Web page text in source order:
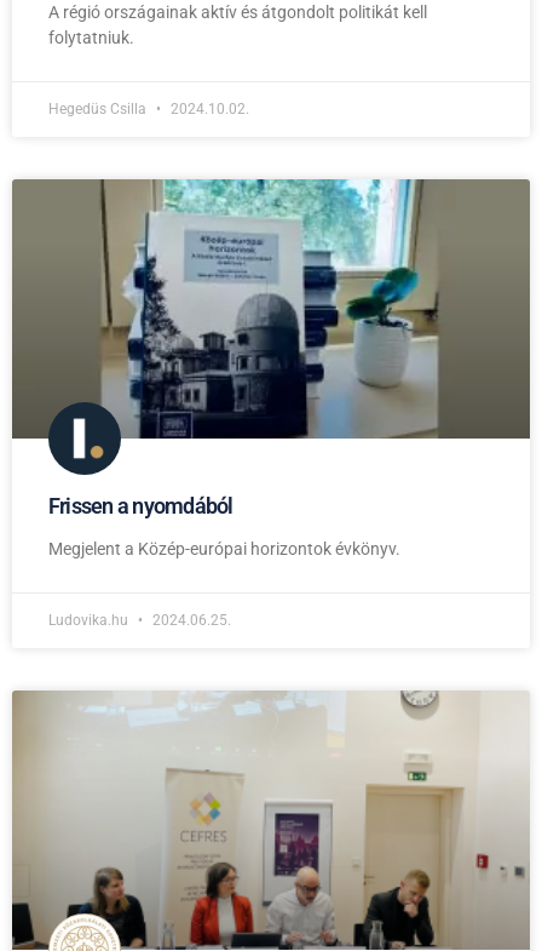
A régió országainak aktív és átgondolt politikát kell
folytatniuk.
Hegedüs Csilla 2024.10.02.
Frissen a nyomdából
Megjelent a Közép-európai horizontok évkönyv.
Ludovika.hu 2024.06.25.